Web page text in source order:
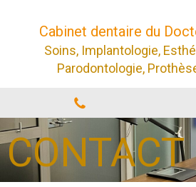
Cabinet dentaire du
Soins, Implantologie,
Parodontologie,
CONTACT